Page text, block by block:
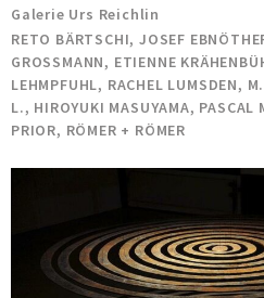
Galerie Urs Reichlin
RETO BÄRTSCHI, JOSEF
GROSSMANN, ETIENNE
LEHMPFUHL, RACHEL LUMSDEN,
L., HIROYUKI MASUYAMA, PASCAL
PRIOR, RÖMER + RÖMER